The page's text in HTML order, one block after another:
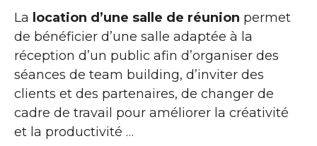
La location d’une salle de réunion permet
de bénéficier d’une salle adaptée à la
réception d’un public afin d’organiser des
séances de team building, d’inviter des
clients et des partenaires, de changer de
cadre de travail pour améliorer la créativité
et la productivité …